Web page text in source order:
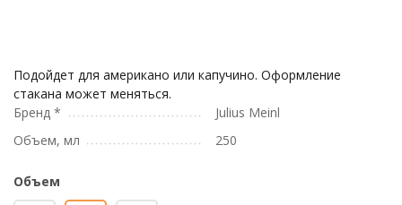
Подойдет для американо или капучино. Оформление
стакана может меняться.
Бренд *
Julius Meinl
Объем, мл
250
Объем